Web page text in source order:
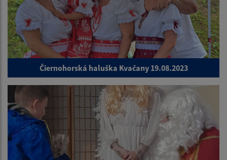
Čiernohorská haluška Kvačany 19.08.2023